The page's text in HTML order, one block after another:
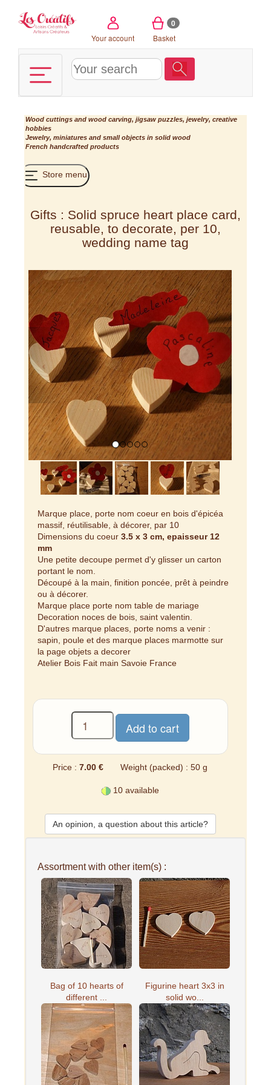
Your account
0
Basket
Wood cuttings and wood carving, jigsaw puzzles, jewelry, creative
hobbies
Jewelry, miniatures and small objects in solid wood
French handcrafted products
Store menu
Gifts : Solid spruce heart place card,
reusable, to decorate, per 10,
wedding name tag
Previous Next
Marque place, porte nom coeur en bois d'épicéa
massif, réutilisable, à décorer, par 10
Dimensions du coeur 3.5 x 3 cm, epaisseur 12
mm
Une petite decoupe permet d'y glisser un carton
portant le nom.
Découpé à la main, finition poncée, prêt à peindre
ou à décorer.
Marque place porte nom table de mariage
Decoration noces de bois, saint valentin.
D'autres marque places, porte noms a venir :
sapin, poule et des marque places marmotte sur
la page objets a decorer
Atelier Bois Fait main Savoie France
Price :7.00 € Weight (packed) : 50 g
10 available
An opinion, a question about this article?
Assortment with other item(s) :
Bag of 10 hearts of
different ...
Figurine heart 3x3 in
solid wo...